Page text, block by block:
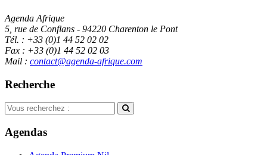
Agenda Afrique
5, rue de Conflans - 94220 Charenton le Pont
Tél. : +33 (0)1 44 52 02 02
Fax : +33 (0)1 44 52 02 03
Mail : contact@agenda-afrique.com
Recherche
Agendas